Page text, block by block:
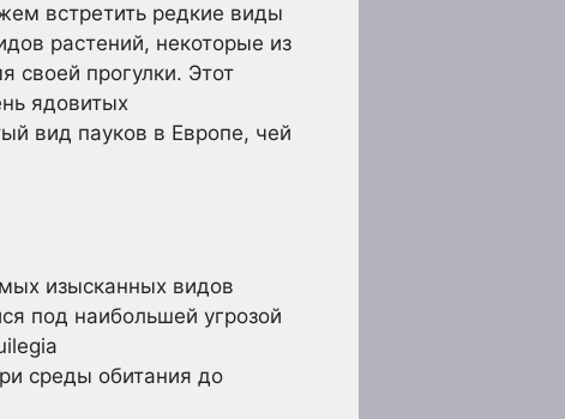
встретить редкие виды
растений, некоторые из
своей прогулки. Этот
ядовитых
вид пауков в Европе, чей
изысканных видов
под наибольшей угрозой
среды обитания до